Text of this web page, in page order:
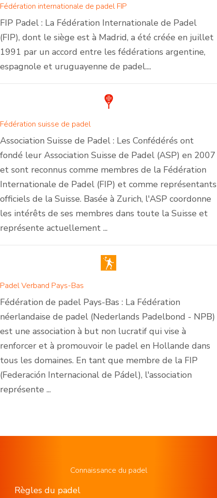
Fédération internationale de padel FIP
FIP Padel : La Fédération Internationale de Padel
(FIP), dont le siège est à Madrid, a été créée en juillet
1991 par un accord entre les fédérations argentine,
espagnole et uruguayenne de padel....
Fédération suisse de padel
Association Suisse de Padel : Les Confédérés ont
fondé leur Association Suisse de Padel (ASP) en 2007
et sont reconnus comme membres de la Fédération
Internationale de Padel (FIP) et comme représentants
officiels de la Suisse. Basée à Zurich, l'ASP coordonne
les intérêts de ses membres dans toute la Suisse et
représente actuellement ...
Padel Verband Pays-Bas
Fédération de padel Pays-Bas : La Fédération
néerlandaise de padel (Nederlands Padelbond - NPB)
est une association à but non lucratif qui vise à
renforcer et à promouvoir le padel en Hollande dans
tous les domaines. En tant que membre de la FIP
(Federación Internacional de Pádel), l'association
représente ...
Connaissance du padel
Règles du padel